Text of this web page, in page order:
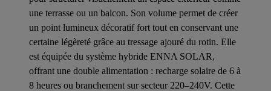
une terrasse ou un balcon. Son volume permet de créer
un point lumineux décoratif fort tout en conservant une
certaine légèreté grâce au tressage ajouré du rotin. Elle
est équipée du système hybride ENNA SOLAR,
offrant une double alimentation : recharge solaire de 6 à
8 heures ou branchement sur secteur 220–240V. Cette